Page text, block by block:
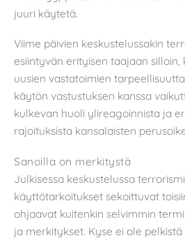
juuri käytetä.
Viime päivien keskustelussakin
esiintyvän erityisen taajaan silloin,
uusien vastatoimien
käytön vastustuksen kanssa
kulkevan huoli ylireagoinnista ja
rajoituksista kansalaisten
Sanoilla on merkitystä
Julkisessa keskustelussa
käyttötarkoitukset sekoittuvat
ohjaavat kuitenkin selvimmin
ja merkitykset. Kyse ei ole pelkistä